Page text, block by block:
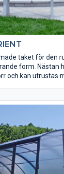
taket för den
form. Nästan
och kan utrustas
varma bad.